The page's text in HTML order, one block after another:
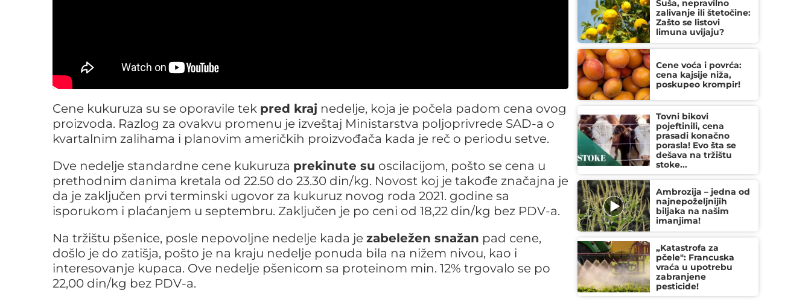
Cene kukuruza su se oporavile tek pred kraj nedelje, koja je počela padom cena ovog
proizvoda. Razlog za ovakvu promenu je izveštaj Ministarstva poljoprivrede SAD-a o
kvartalnim zalihama i planovim američkih proizvođača kada je reč o periodu setve.
Dve nedelje standardne cene kukuruza prekinute su oscilacijom, pošto se cena u
prethodnim danima kretala od 22.50 do 23.30 din/kg. Novost koj je takođe značajna je
da je zaključen prvi terminski ugovor za kukuruz novog roda 2021. godine sa
isporukom i plaćanjem u septembru. Zaključen je po ceni od 18,22 din/kg bez PDV-a.
Na tržištu pšenice, posle nepovoljne nedelje kada je zabeležen snažan pad cene,
došlo je do zatišja, pošto je na kraju nedelje ponuda bila na nižem nivou, kao i
interesovanje kupaca. Ove nedelje pšenicom sa proteinom min. 12% trgovalo se po
22,00 din/kg bez PDV-a.
Suša, nepravilno
zalivanje ili štetočine:
Zašto se listovi
limuna uvijaju?
Cene voća i povrća:
cena kajsije niža,
poskupeo krompir!
Tovni bikovi
pojeftinili, cena
prasadi konačno
porasla! Evo šta se
dešava na tržištu
stoke...
Ambrozija – jedna od
najnepoželjnijih
biljaka na našim
imanjima!
„Katastrofa za
pčele": Francuska
vraća u upotrebu
zabranjene
pesticide!